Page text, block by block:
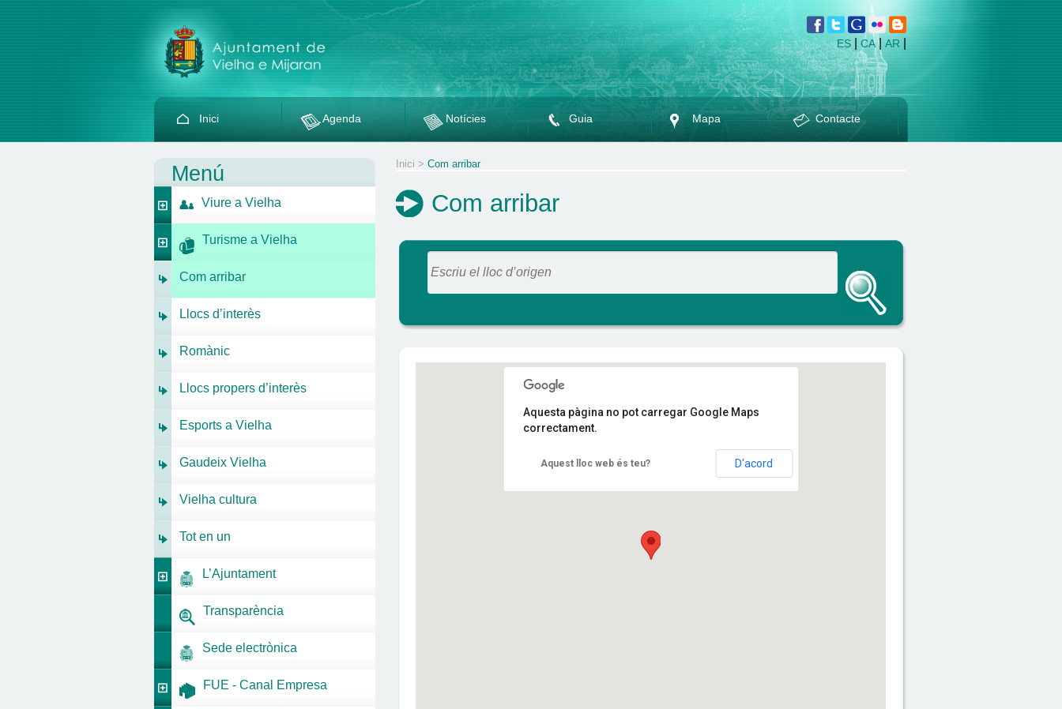
ES CA | AR
Inici Agenda Notícies Guia Mapa Contacte
Menú
Viure a Vielha
Turisme a Vielha
Com arribar
Llocs d’interès
Romànic
Llocs propers d’interès
Esports a Vielha
Gaudeix Vielha
Vielha cultura
Tot en un
L’Ajuntament
Transparència
Sede electrònica
FUE - Canal Empresa
Inici > Com arribar
Com arribar
Aquesta pàgina no pot carregar Google Maps
correctament.
Aquest lloc web és teu? D'acord